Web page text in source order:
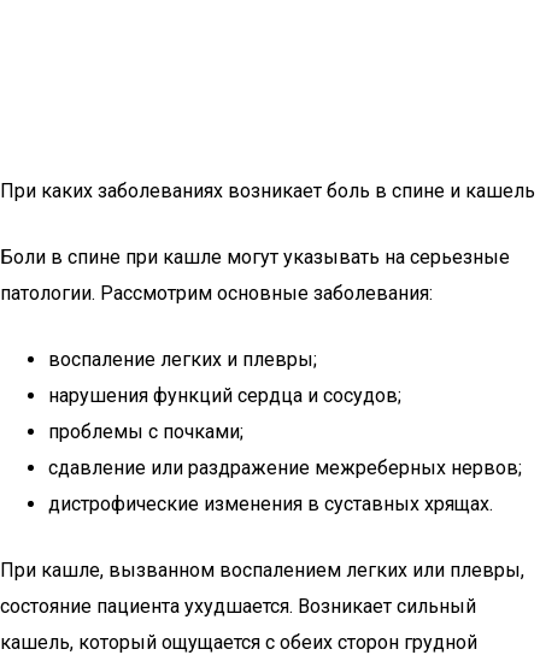
При каких заболеваниях возникает боль в спине и кашель
Боли в спине при кашле могут указывать на серьезные
патологии. Рассмотрим основные заболевания:
воспаление легких и плевры;
нарушения функций сердца и сосудов;
проблемы с почками;
сдавление или раздражение межреберных нервов;
дистрофические изменения в суставных хрящах.
При кашле, вызванном воспалением легких или плевры,
состояние пациента ухудшается. Возникает сильный
кашель, который ощущается с обеих сторон грудной